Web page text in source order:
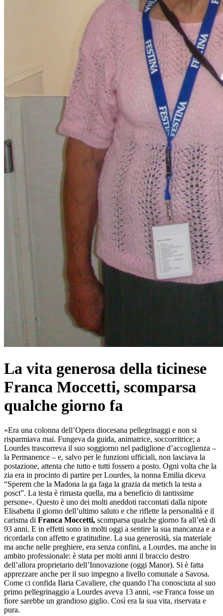
La vita generosa della ticinese
Franca Moccetti, scomparsa
qualche giorno fa
«Era una colonna dell’Opera diocesana pellegrinaggi e non si
risparmiava mai. Fungeva da guida, animatrice, soccorritrice; a
Lourdes trascorreva il suo soggiorno nel padiglione d’accoglienza –
la Permanence – e, salvo per le funzioni ufficiali, non lasciava la
postazione, attenta che tutto e tutti fossero a posto. Ogni volta che la
zia era in procinto di partire per Lourdes, la nonna Emilia diceva
“Sperem che la Madona la ga faga la grazia da metich la testa a
posct”. La testa è rimasta quella, ma a beneficio di tantissime
persone». Questo è uno dei molti aneddoti raccontati dalla nipote
Elisabetta il giorno dell’ultimo saluto e che riflette la personalità e il
carisma di Franca Moccetti, scomparsa qualche giorno fa all’età di
93 anni. E in effetti sono in molti oggi a sentire la sua mancanza e a
ricordarla con affetto e gratitudine. La sua generosità, sia materiale
ma anche nelle preghiere, era senza confini, a Lourdes, ma anche in
ambito professionale: è stata per molti anni il braccio destro
dell’allora proprietario dell’Innovazione (oggi Manor). Si è fatta
apprezzare anche per il suo impegno a livello comunale a Savosa.
Come ci confida Ilaria Cavaliere, che quando l’ha conosciuta al suo
primo pellegrinaggio a Lourdes aveva 13 anni, «se Franca fosse un
fiore sarebbe un grandioso giglio. Così era la sua vita, riservata e
pura.